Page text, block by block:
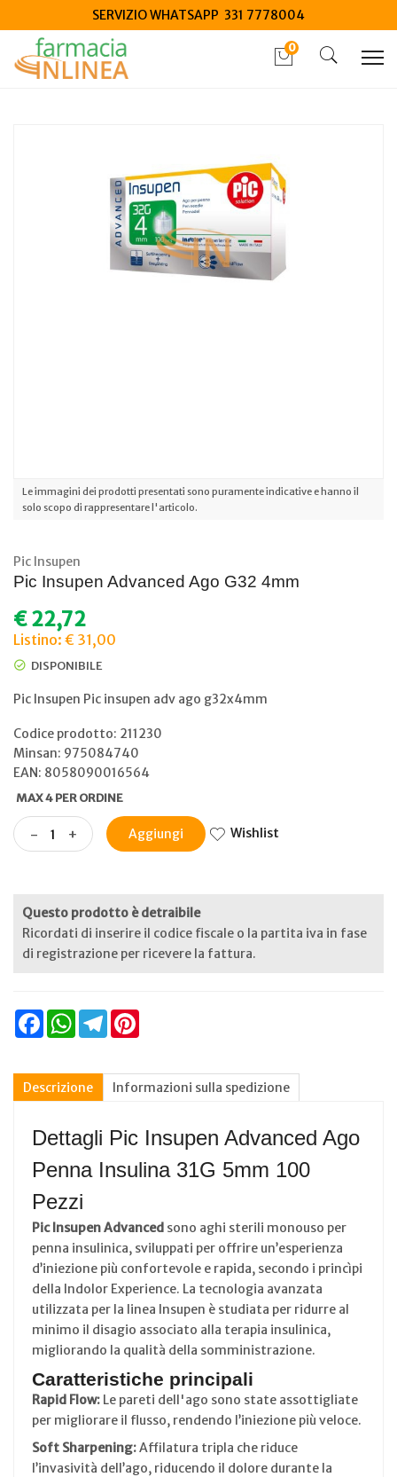
SERVIZIO WHATSAPP 331 7778004
0
Le immagini dei prodotti presentati sono puramente indicative e hanno il
solo scopo di rappresentare l'articolo.
Pic Insupen
Pic Insupen Advanced Ago G32 4mm
€22,72
Listino: € 31,00
DISPONIBILE
Pic Insupen Pic insupen adv ago g32x4mm
Codice prodotto: 211230
Minsan: 975084740
EAN: 8058090016564
MAX 4 PER ORDINE
- + Aggiungi Wishlist
Questo prodotto è detraibile
Ricordati di inserire il codice fiscale o la partita iva in fase
di registrazione per ricevere la fattura.
FacebookWhatsAppTelegram
Descrizione Informazioni sulla spedizione
Dettagli Pic Insupen Advanced Ago
Penna Insulina 31G 5mm 100
Pezzi
Pic Insupen Advanced sono aghi sterili monouso per
penna insulinica, sviluppati per offrire un’esperienza
d’iniezione più confortevole e rapida, secondo i princìpi
della Indolor Experience. La tecnologia avanzata
utilizzata per la linea Insupen è studiata per ridurre al
minimo il disagio associato alla terapia insulinica,
migliorando la qualità della somministrazione.
Caratteristiche principali
Rapid Flow: Le pareti dell'ago sono state assottigliate
per migliorare il flusso, rendendo l’iniezione più veloce.
Soft Sharpening:Affilatura tripla che riduce
l’invasività dell’ago, riducendo il dolore durante la